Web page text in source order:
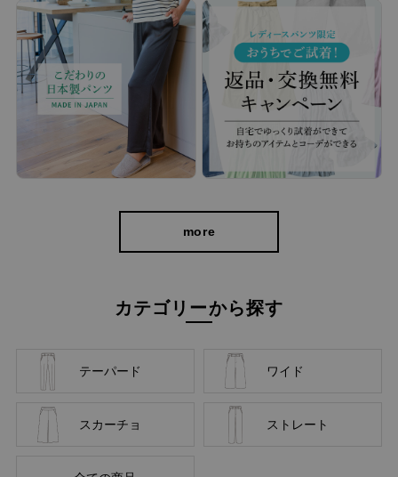
自分に似合うものを知っている人、年齢を重ねるごとに輝く
人に向けて、オンラインショップ「CAFE TABi」は日常・非
日常と分けず、近所のカフェで過ごす日常も、ふらっと楽し
む旅行先でも、快適に過ごすための商品づくりを目指してい
ます。
本物のスタンダードを
経験を積み重ねた人にしか分からない“本物のスタンダー
more
カテゴリーから探す
テーパード ワイド
スカーチョ ストレート